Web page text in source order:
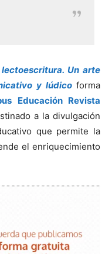
Un arte
y lúdico forma
Educación Revista
a la divulgación
que permite la
el enriquecimiento